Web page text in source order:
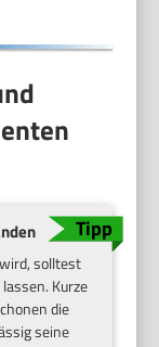
solltest
Kurze
die
seine